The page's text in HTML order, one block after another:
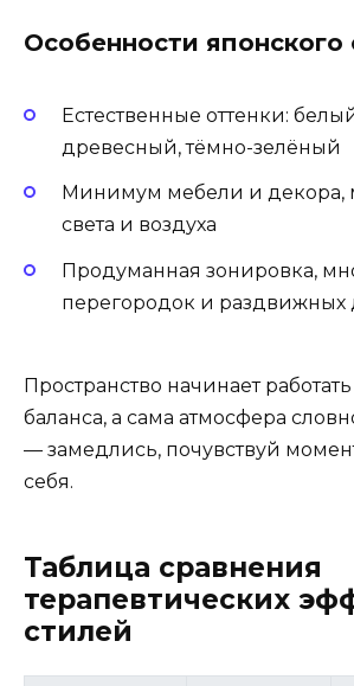
Особенности японского
Естественные оттенки:
древесный, тёмно-зелёный
Минимум мебели и декора,
света и воздуха
Продуманная зонировка,
перегородок и раздвижных
Пространство начинает
баланса, а сама атмосфера
— замедлись, почувствуй
себя.
Таблица сравнения
терапевтических
стилей